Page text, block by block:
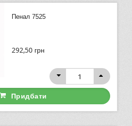
Пенал 7525
292,50 грн
Придбати